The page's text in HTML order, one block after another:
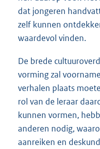
dat jongeren
zelf kunnen
waardevol vinden.
De brede
vorming zal
verhalen plaats
rol van de leraar
kunnen vormen,
anderen nodig,
aanreiken en